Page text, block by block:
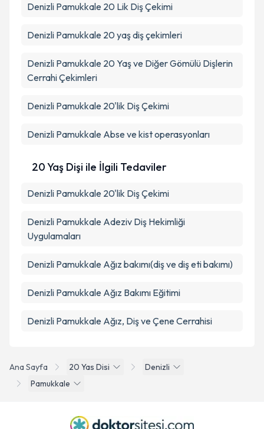
Ana Sayfa 20 Yas Disi
Denizli
Pamukkale
Denizli Pamukkale 20 Lik Diş Çekimi
Denizli Pamukkale 20 yaş diş çekimleri
Denizli Pamukkale 20 Yaş ve Diğer Gömülü Dişlerin
Cerrahi Çekimleri
Denizli Pamukkale 20'lik Diş Çekimi
Denizli Pamukkale Abse ve kist operasyonları
20 Yaş Dişi ile İlgili Tedaviler
Denizli Pamukkale 20'lik Diş Çekimi
Denizli Pamukkale Adeziv Diş Hekimliği
Uygulamaları
Denizli Pamukkale Ağız bakımı(diş ve diş eti bakımı)
Denizli Pamukkale Ağız Bakımı Eğitimi
Denizli Pamukkale Ağız, Diş ve Çene Cerrahisi